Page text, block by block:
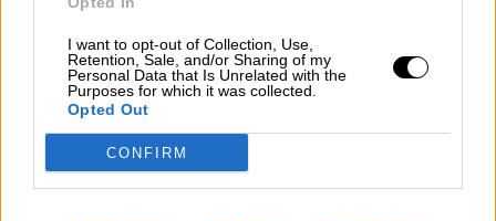
I want to opt-out of Collection, Use,
Retention, Sale, and/or Sharing of my
Personal Data that Is Unrelated with the
Purposes for which it was collected.
Opted Out
CONFIRM
Echa a andar la legislatura